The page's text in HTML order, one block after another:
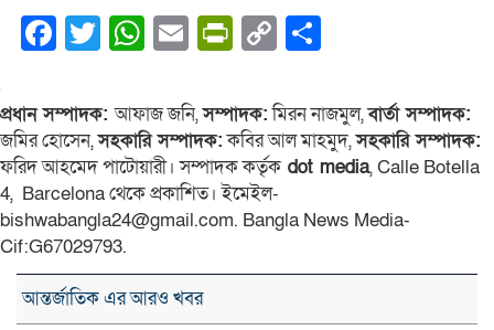
Facebook
Twitter
WhatsApp
EmailPrintFriendly
Copy
প্রধান সম্পাদক:আফাজ জনি,সম্পাদক:মিরন নাজমুল,বার্তা সম্পাদক:
জমির হোসেন,সহকারি সম্পাদক:কবির আল মাহমুদ,সহকারি সম্পাদক:
ফরিদ আহমেদ পাটোয়ারী। সম্পাদক কর্তৃক dot media, Calle Botella
4, Barcelona থেকে প্রকাশিত। ইমেইল-
bishwabangla24@gmail.com. Bangla News Media-
Cif:G67029793.
আন্তর্জাতিক এর আরও খবর